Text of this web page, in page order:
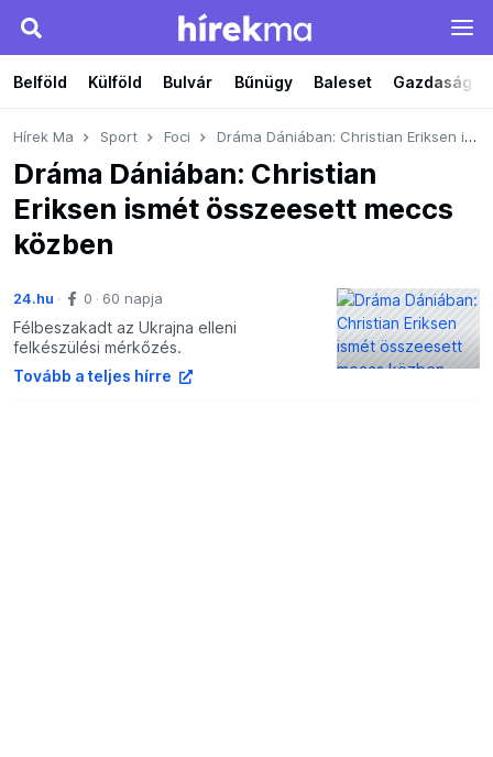
Belföld Külföld Bulvár Bűnügy Baleset Gazdaság
Hírek Ma Sport Foci Dráma Dániában: Christian Eriksen ismét összeesett meccs közben
Dráma Dániában: Christian
Eriksen ismét összeesett meccs
közben
24.hu 0 60 napja
Félbeszakadt az Ukrajna elleni
felkészülési mérkőzés.
Tovább a teljes hírre